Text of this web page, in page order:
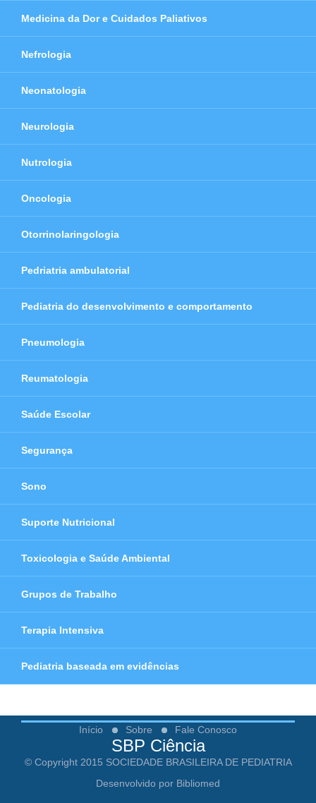
Medicina da Dor e Cuidados Paliativos
Nefrologia
Neonatologia
Neurologia
Nutrologia
Oncologia
Otorrinolaringologia
Pedriatria ambulatorial
Pediatria do desenvolvimento e comportamento
Pneumologia
Reumatologia
Saúde Escolar
Segurança
Sono
Suporte Nutricional
Toxicologia e Saúde Ambiental
Grupos de Trabalho
Terapia Intensiva
Pediatria baseada em evidências
Início Sobre Fale Conosco
SBP Ciência
© Copyright 2015 SOCIEDADE BRASILEIRA DE PEDIATRIA
Desenvolvido por Bibliomed